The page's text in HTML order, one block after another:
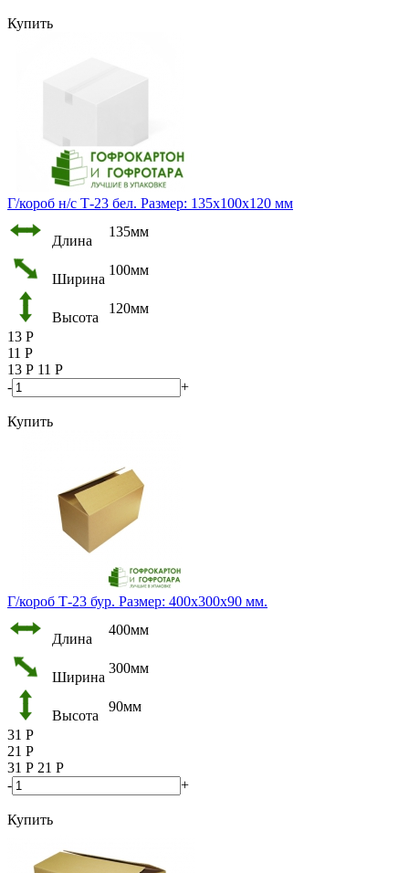
Купить
Г/короб н/с Т-23 бел. Размер: 135х100х120 мм
Длина
135мм
Ширина
100мм
Высота
120мм
13 Р
11 Р
13 Р 11 Р
-
+
Купить
Г/короб Т-23 бур. Размер: 400х300х90 мм.
Длина
400мм
Ширина
300мм
Высота
90мм
31 Р
21 Р
31 Р 21 Р
-
+
Купить